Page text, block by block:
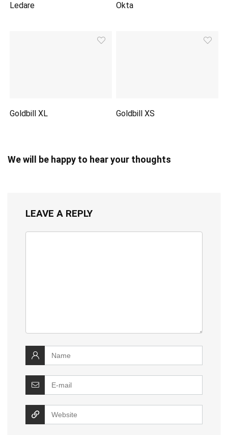
Ledare Okta
Goldbill XL Goldbill XS
We will be happy to hear your thoughts
LEAVE A REPLY